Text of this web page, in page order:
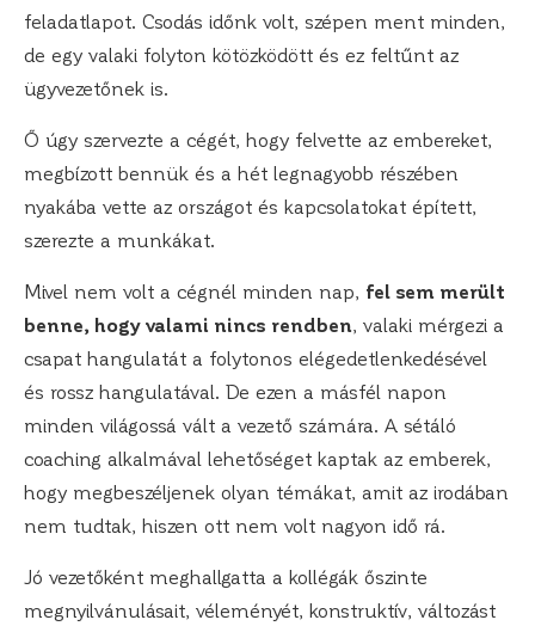
feladatlapot. Csodás időnk volt, szépen ment minden,
de egy valaki folyton kötözködött és ez feltűnt az
ügyvezetőnek is.
Ő úgy szervezte a cégét, hogy felvette az embereket,
megbízott bennük és a hét legnagyobb részében
nyakába vette az országot és kapcsolatokat épített,
szerezte a munkákat.
Mivel nem volt a cégnél minden nap, fel sem merült
benne, hogy valami nincs rendben , valaki mérgezi a
csapat hangulatát a folytonos elégedetlenkedésével
és rossz hangulatával. De ezen a másfél napon
minden világossá vált a vezető számára. A sétáló
coaching alkalmával lehetőséget kaptak az emberek,
hogy megbeszéljenek olyan témákat, amit az irodában
nem tudtak, hiszen ott nem volt nagyon idő rá.
Jó vezetőként meghallgatta a kollégák őszinte
megnyilvánulásait, véleményét, konstruktív, változást